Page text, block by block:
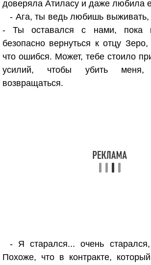
доверяла Атиласу и даже любила
- Ага, ты ведь любишь выживать,
- Ты оставался с нами, пока
безопасно вернуться к отцу
что ошибся. Может, тебе стоило
усилий, чтобы убить
возвращаться.
- Я старался... очень
Похоже, что в контракте,